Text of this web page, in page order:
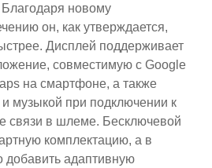
новому
он, как утверждается,
Дисплей поддерживает
совместимую с Google
на смартфоне, а также
музыкой при подключении к
связи в шлеме. Бесключевой
комплектацию, а в
добавить адаптивную